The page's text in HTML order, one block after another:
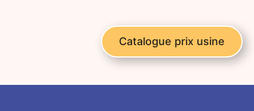
Catalogue prix usine